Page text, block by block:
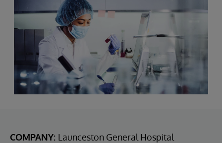
COMPANY: Launceston General Hospital